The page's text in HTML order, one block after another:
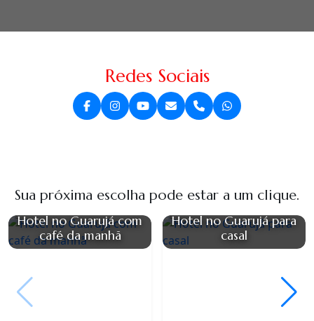
Redes Sociais
Sua próxima escolha pode estar a um clique.
Hotel no Guarujá com
café da manhã
Hotel no Guarujá para
casal